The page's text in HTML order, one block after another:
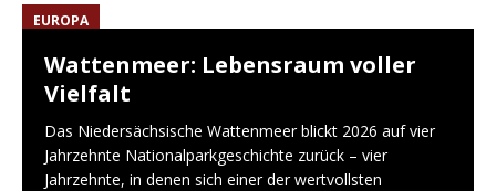
EUROPA
Wattenmeer: Lebensraum voller
Vielfalt
Das Niedersächsische Wattenmeer blickt 2026 auf vier
Jahrzehnte Nationalparkgeschichte zurück – vier
Jahrzehnte, in denen sich einer der wertvollsten